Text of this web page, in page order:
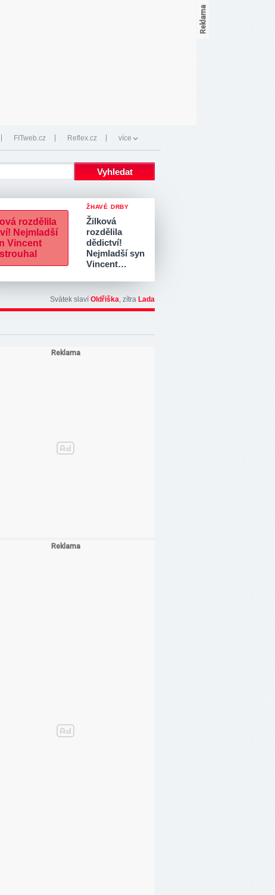
FITweb.cz Reflex.cz více
ŽHAVÉ DRBY
Žilková
rozdělila
dědictví!
Nejmladší syn
Vincent…
Svátek slaví Oldřiška, zítra Lada